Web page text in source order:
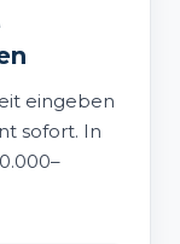
eingeben
sofort. In